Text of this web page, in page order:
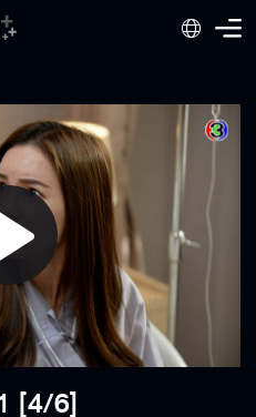
[4/6]